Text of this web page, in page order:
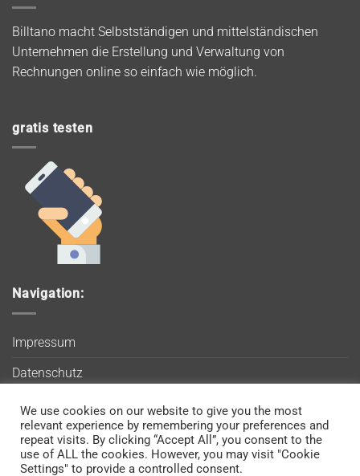
Billtano macht Selbstständigen und mittelständischen
Unternehmen die Erstellung und Verwaltung von
Rechnungen online so einfach wie möglich.
gratis testen
Navigation:
Impressum
Datenschutz
AGB
Blog
Kontakt
We use cookies on our website to give you the most
relevant experience by remembering your preferences and
repeat visits. By clicking “Accept All”, you consent to the
use of ALL the cookies. However, you may visit "Cookie
Settings" to provide a controlled consent.
Wir verwenden Cookies, um sicherzustellen, dass Sie auf
unserer Website die bestmögliche Erfahrung machen. Wenn
Sie diese Website weiterhin nutzen, gehen wir davon aus, dass